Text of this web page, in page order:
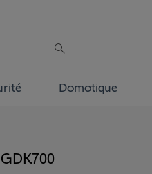
Domotique